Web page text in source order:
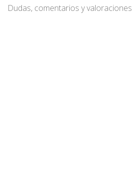
Dudas, comentarios y valoraciones